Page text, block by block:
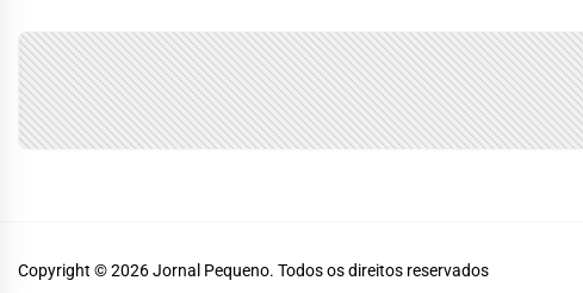
Copyright © 2026Jornal Pequeno. Todos os direitos reservados